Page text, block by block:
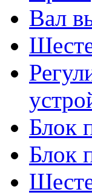
Вал
Блок
Блок